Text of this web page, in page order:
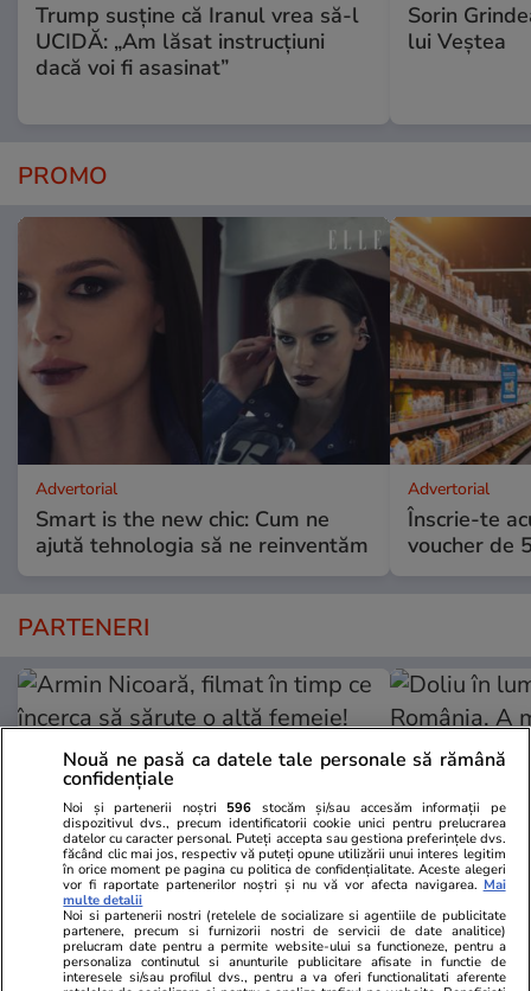
Trump susține că Iranul vrea să-l
UCIDĂ: „Am lăsat instrucțiuni
dacă voi fi asasinat”
Sorin
lui Veștea
PROMO
Advertorial
Smart is the new chic: Cum ne
ajută tehnologia să ne reinventăm
Advertorial
Înscrie-te
voucher de
PARTENERI
Wowbiz.ro
Armin Nicoară, filmat în timp ce
Redactia.ro
Doliu în
Nouă ne pasă ca datele tale personale să rămână
confidențiale
Noi și partenerii noștri 596 stocăm și/sau accesăm informații pe
dispozitivul dvs., precum identificatorii cookie unici pentru prelucrarea
datelor cu caracter personal. Puteți accepta sau gestiona preferințele dvs.
făcând clic mai jos, respectiv vă puteți opune utilizării unui interes legitim
în orice moment pe pagina cu politica de confidențialitate. Aceste alegeri
vor fi raportate partenerilor noștri și nu vă vor afecta navigarea. Mai
multe detalii
Noi si partenerii nostri (retelele de socializare si agentiile de publicitate
partenere, precum si furnizorii nostri de servicii de date analitice)
prelucram date pentru a permite website-ului sa functioneze, pentru a
personaliza continutul si anunturile publicitare afisate in functie de
interesele si/sau profilul dvs., pentru a va oferi functionalitati aferente